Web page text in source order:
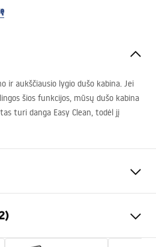
ir aukščiausio lygio dušo kabina. Jei
šios funkcijos, mūsų dušo kabina
turi danga Easy Clean, todėl jį
Kampas